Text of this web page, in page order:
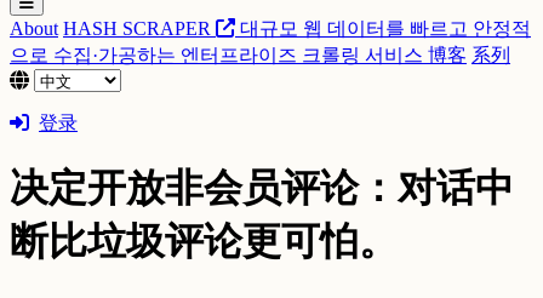
About HASH SCRAPER
대규모 웹 데이터를 빠르고 안정적
으로 수집·가공하는 엔터프라이즈 크롤링 서비스 博客 系列
登录
决定开放非会员评论：对话中
断比垃圾评论更可怕。